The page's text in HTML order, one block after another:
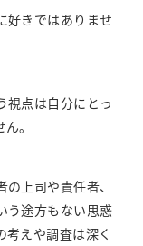
好きではありませ
視点は自分にとっ
。
上司や責任者、
う途方もない思惑
えや調査は深く